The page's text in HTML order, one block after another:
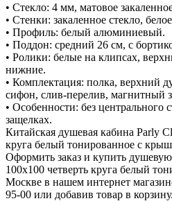
• Стекло: 4 мм, матовое
• Стенки: закаленное стекло,
• Профиль: белый алюминиевый.
• Поддон: средний 26 см, с
• Ролики: белые на клипсах,
нижние.
• Комплектация: полка, верхний
сифон, слив-перелив, магнитный
• Особенности: без центрального
защелках.
Китайская душевая кабина Parly
круга белый тонированное с
Оформить заказ и купить
100х100 четверть круга белый
Москве в нашем интернет
95-00 или добавив товар в корзину.